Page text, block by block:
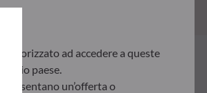
ad accedere a queste
paese.
un’offerta o